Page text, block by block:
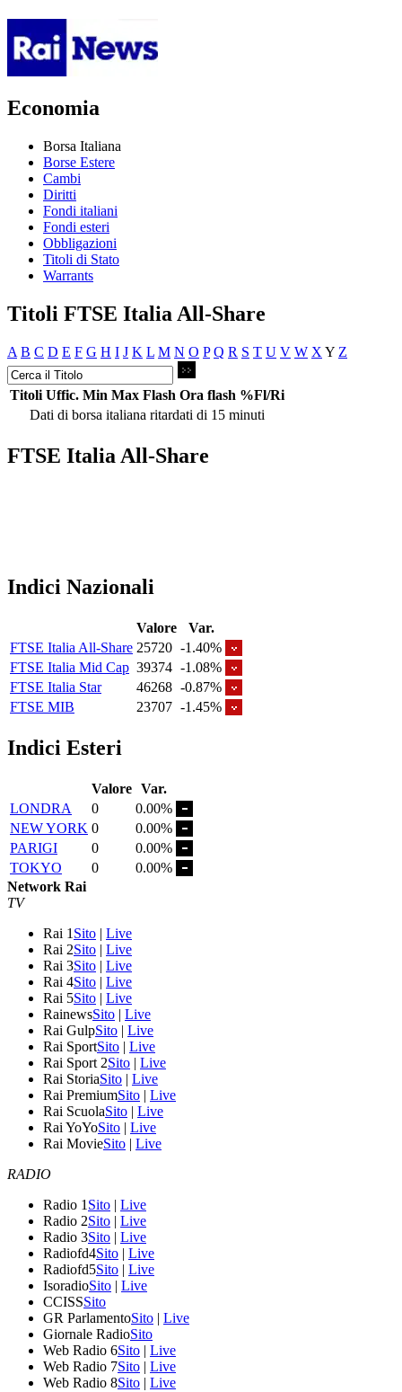
Economia
Borsa Italiana
Borse Estere
Cambi
Diritti
Fondi italiani
Fondi esteri
Obbligazioni
Titoli di Stato
Warrants
Titoli FTSE Italia All-Share
A B C D E F G H I J K L M N O P Q R S T U V W X Y Z
Titoli Uffic. Min Max Flash Ora flash %Fl/Ri
Dati di borsa italiana ritardati di 15 minuti
FTSE Italia All-Share
Indici Nazionali
Valore
Var.
FTSE Italia All-Share 25720 -1.40%
FTSE Italia Mid Cap 39374 -1.08%
FTSE Italia Star
46268 -0.87%
FTSE MIB
23707 -1.45%
Indici Esteri
Valore Var.
LONDRA
0
0.00%
NEW YORK 0
0.00%
PARIGI
0
0.00%
TOKYO
0
0.00%
Network Rai
TV
Rai 1 Sito | Live
Rai 2Sito | Live
Rai 3Sito | Live
Rai 4Sito | Live
Rai 5Sito | Live
RainewsSito | Live
Rai GulpSito | Live
Rai SportSito | Live
Rai Sport 2Sito | Live
Rai StoriaSito | Live
Rai PremiumSito | Live
Rai ScuolaSito | Live
Rai YoYoSito | Live
Rai MovieSito | Live
RADIO
Radio 1 Sito | Live
Radio 2Sito | Live
Radio 3Sito | Live
Radiofd4Sito | Live
Radiofd5Sito | Live
IsoradioSito | Live
CCISSSito
GR ParlamentoSito | Live
Giornale RadioSito
Web Radio 6Sito | Live
Web Radio 7Sito | Live
Web Radio 8Sito | Live